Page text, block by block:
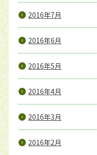
2016年7月
2016年6月
2016年5月
2016年4月
2016年3月
2016年2月